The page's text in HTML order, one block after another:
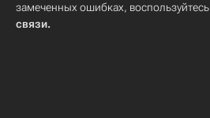
замеченных ошибках, воспользуйтесь
связи.